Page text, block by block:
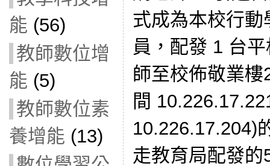
能 (56)
教師數位增
能 (5)
教師數位素
養增能 (13)
式成為本校行
員，配發 1 台
師至校佈敬業
間
10.226.17.204)
走教育局配發